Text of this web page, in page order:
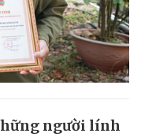
người lính